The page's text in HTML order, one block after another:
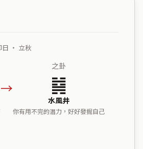
・ 立秋
→
之卦
䷯
水風井
你有用不完的潛力，好好發掘自己